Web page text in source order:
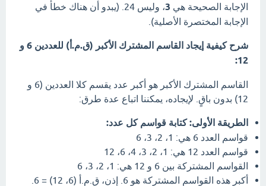
الإجابة الصحيحة هي 3
، وليس 24. (يبدو أن هناك خطأ في
الإجابة المختصرة الأصلية).
شرح كيفية إيجاد القاسم المشترك الأكبر (ق.م.أ) للعددين 6 و
12:
القاسم المشترك الأكبر هو أكبر عدد يقسم كلا العددين (6 و
12) بدون باقٍ. لإيجاده، يمكننا اتباع عدة طرق:
الطريقة الأولى: كتابة قواسم كل عدد:
قواسم العدد 6 هي: 1، 2، 3، 6
قواسم العدد 12 هي: 1، 2، 3، 4، 6، 12
القواسم المشتركة بين 6 و 12 هي: 1، 2، 3، 6
أكبر هذه القواسم المشتركة هو 6. إذن، ق.م.أ (6، 12) = 6.